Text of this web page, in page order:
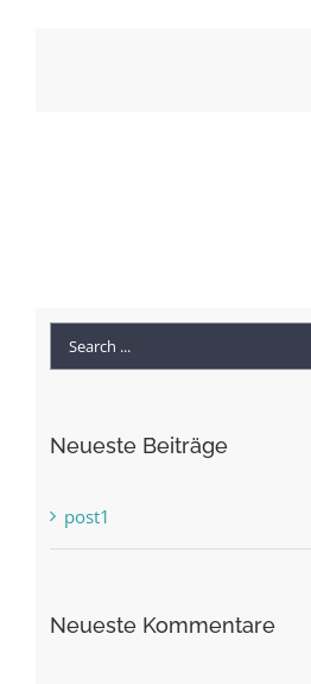
Search
Neueste Beiträge
post1
Neueste Kommentare